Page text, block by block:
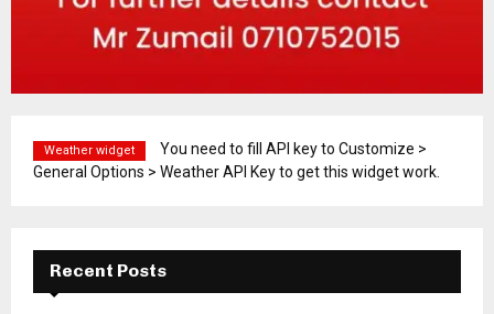
Weather widget
You need to fill API key to Customize >
General Options > Weather API Key to get this widget work.
Recent Posts